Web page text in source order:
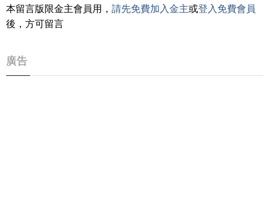
本留言版限金主會員用， 請先免費加入金主或登入免費會員
後，方可留言
廣告